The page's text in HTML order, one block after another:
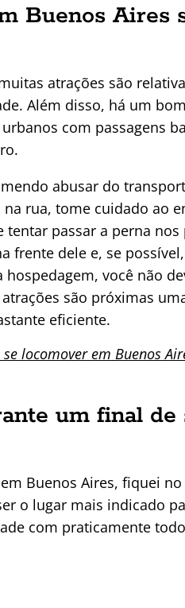
Buenos Aires
atrações são
Além disso, há um
com passagens
abusar do
rua, tome cuidado ao
passar a perna nos
frente dele e, se
você não
são próximas
eficiente.
locomover em Buenos
um final de
Buenos Aires, fiquei
o lugar mais indicado
com praticamente